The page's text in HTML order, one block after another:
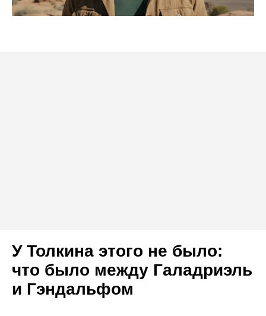
У Толкина этого не было:
что было между Галадриэль
и Гэндальфом